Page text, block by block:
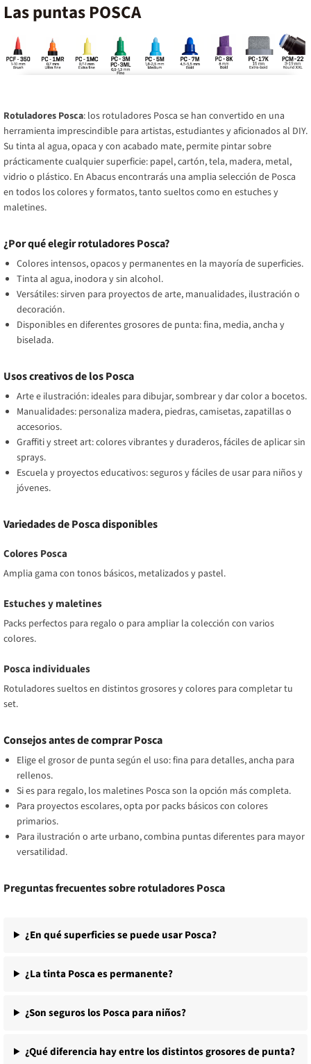
Tubo metálico decorativo de gran
durabilidad.Calidad: Tinta opaca, inodora y sin
dibujo, grafiti, decoración y manualidades
profesionales.
Las puntas POSCA
Rotuladores Posca: los rotuladores Posca se han convertido en una
herramienta imprescindible para artistas, estudiantes y aficionados al DIY.
Su tinta al agua, opaca y con acabado mate, permite pintar sobre
prácticamente cualquier superficie: papel, cartón, tela, madera, metal,
vidrio o plástico. En Abacus encontrarás una amplia selección de Posca
en todos los colores y formatos, tanto sueltos como en estuches y
maletines.
¿Por qué elegir rotuladores Posca?
Colores intensos, opacos y permanentes en la mayoría de superficies.
Tinta al agua, inodora y sin alcohol.
Versátiles: sirven para proyectos de arte, manualidades, ilustración o
decoración.
Disponibles en diferentes grosores de punta: fina, media, ancha y
biselada.
Usos creativos de los Posca
Arte e ilustración: ideales para dibujar, sombrear y dar color a bocetos.
Manualidades: personaliza madera, piedras, camisetas, zapatillas o
accesorios.
Graffiti y street art: colores vibrantes y duraderos, fáciles de aplicar sin
sprays.
Escuela y proyectos educativos: seguros y fáciles de usar para niños y
jóvenes.
Variedades de Posca disponibles
Colores Posca
Amplia gama con tonos básicos, metalizados y pastel.
Estuches y maletines
Packs perfectos para regalo o para ampliar la colección con varios
colores.
Posca individuales
Rotuladores sueltos en distintos grosores y colores para completar tu
set.
Consejos antes de comprar Posca
Elige el grosor de punta según el uso: fina para detalles, ancha para
rellenos.
Si es para regalo, los maletines Posca son la opción más completa.
Para proyectos escolares, opta por packs básicos con colores
primarios.
Para ilustración o arte urbano, combina puntas diferentes para mayor
versatilidad.
Preguntas frecuentes sobre rotuladores Posca
¿En qué superficies se puede usar Posca?
¿La tinta Posca es permanente?
¿Son seguros los Posca para niños?
¿Qué diferencia hay entre los distintos grosores de punta?